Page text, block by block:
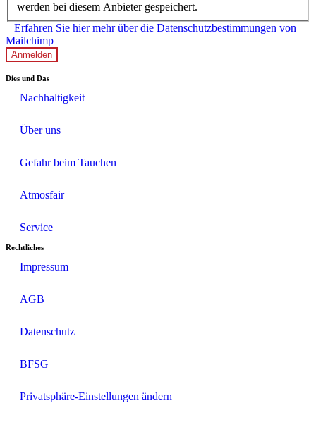
werden bei diesem Anbieter gespeichert.
Erfahren Sie hier mehr über die Datenschutzbestimmungen von
Mailchimp
Anmelden
Dies und Das
Nachhaltigkeit
Über uns
Gefahr beim Tauchen
Atmosfair
Service
Rechtliches
Impressum
AGB
Datenschutz
BFSG
Privatsphäre-Einstellungen ändern